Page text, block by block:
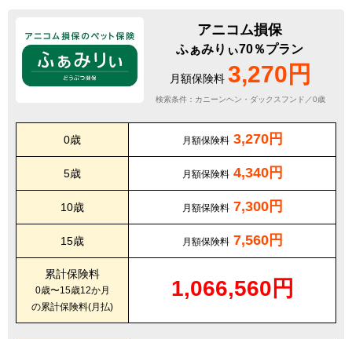
アニコム損保
ふぁみりぃ70％プラン
月額保険料 3,270円
検索条件：カニーンヘン・ダックスフンド／0歳
0歳 月額保険料 3,270円
5歳 月額保険料 4,340円
10歳 月額保険料 7,300円
15歳 月額保険料 7,560円
累計保険料
0歳〜15歳12か月
の累計保険料(月払)
1,066,560円